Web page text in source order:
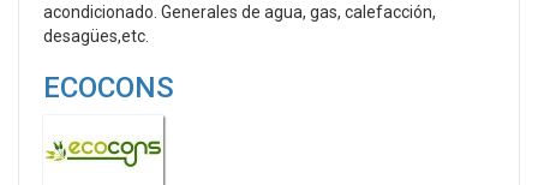
acondicionado. Generales de agua, gas, calefacción,
desagües,etc.
ECOCONS